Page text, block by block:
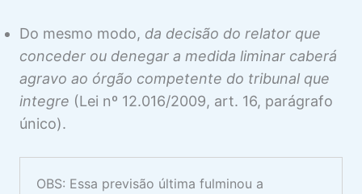
Do mesmo modo, da decisão do relator que
conceder ou denegar a medida liminar caberá
agravo ao órgão competente do tribunal que
integre (Lei nº 12.016/2009, art. 16, parágrafo
único).
OBS: Essa previsão última fulminou a